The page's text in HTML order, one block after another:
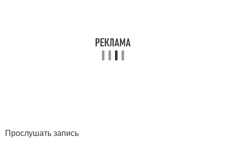
Прослушать запись